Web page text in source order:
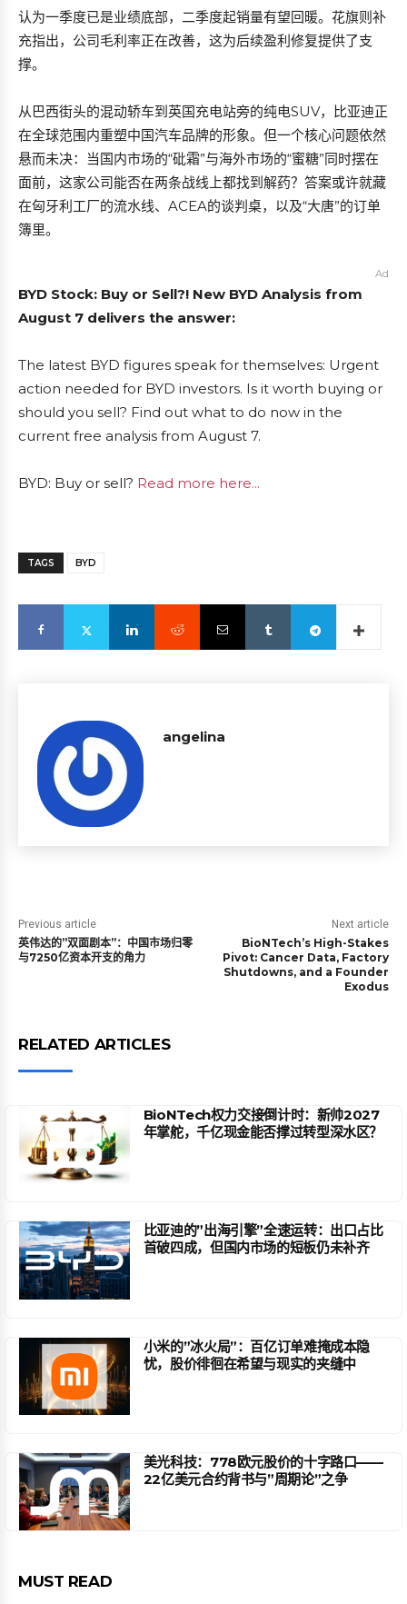
认为一季度已是业绩底部，二季度起销量有望回暖。花旗则补
充指出，公司毛利率正在改善，这为后续盈利修复提供了支
撑。
从巴西街头的混动轿车到英国充电站旁的纯电SUV，比亚迪正
在全球范围内重塑中国汽车品牌的形象。但一个核心问题依然
悬而未决：当国内市场的“砒霜”与海外市场的“蜜糖”同时摆在
面前，这家公司能否在两条战线上都找到解药？答案或许就藏
在匈牙利工厂的流水线、ACEA的谈判桌，以及“大唐”的订单
簿里。
Ad
BYD Stock: Buy or Sell?! New BYD Analysis from
August 7 delivers the answer:
The latest BYD figures speak for themselves: Urgent
action needed for BYD investors. Is it worth buying or
should you sell? Find out what to do now in the
current free analysis from August 7.
BYD: Buy or sell? Read more here...
TAGS BYD
angelina
Previous article
英伟达的”双面剧本”：中国市场归零
与7250亿资本开支的角力
Next article
BioNTech’s High-Stakes
Pivot: Cancer Data, Factory
Shutdowns, and a Founder
Exodus
RELATED ARTICLES
BioNTech权力交接倒计时：新帅2027
年掌舵，千亿现金能否撑过转型深水区？
比亚迪的”出海引擎”全速运转：出口占比
首破四成，但国内市场的短板仍未补齐
小米的”冰火局”：百亿订单难掩成本隐
忧，股价徘徊在希望与现实的夹缝中
美光科技：778欧元股价的十字路口——
22亿美元合约背书与”周期论”之争
MUST READ